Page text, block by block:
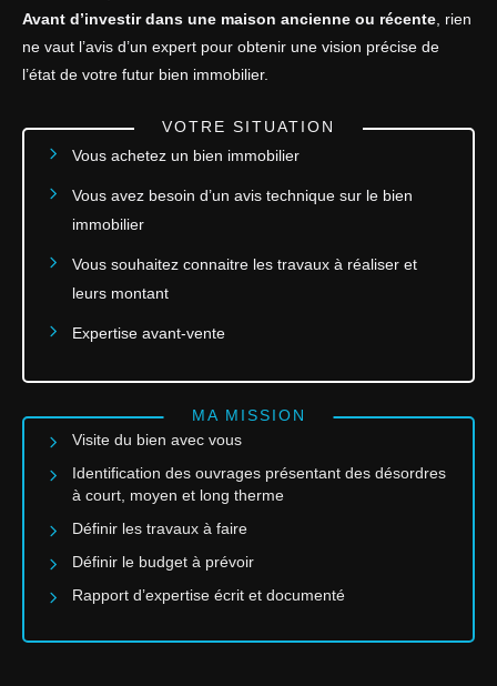
Avant d’investir dans une maison ancienne ou récente , rien
ne vaut l’avis d’un expert pour obtenir une vision précise de
l’état de votre futur bien immobilier.
VOTRE SITUATION
Vous achetez un bien immobilier
Vous avez besoin d’un avis technique sur le bien
immobilier
Vous souhaitez connaitre les travaux à réaliser et
leurs montant
Expertise avant-vente
MA MISSION
Visite du bien avec vous
Identification des ouvrages présentant des désordres
à court, moyen et long therme
Définir les travaux à faire
Définir le budget à prévoir
Rapport d’expertise écrit et documenté